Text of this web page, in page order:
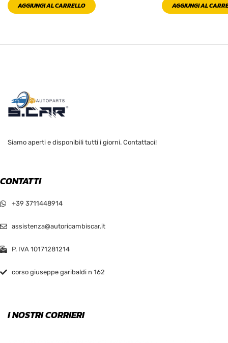
AGGIUNGI AL CARRELLO AGGIUNGI AL
Siamo aperti e disponibili tutti i giorni. Contattaci!
CONTATTI
+39 3711448914
assistenza@autoricambiscar.it
P. IVA 10171281214
corso giuseppe garibaldi n 162
I NOSTRI CORRIERI